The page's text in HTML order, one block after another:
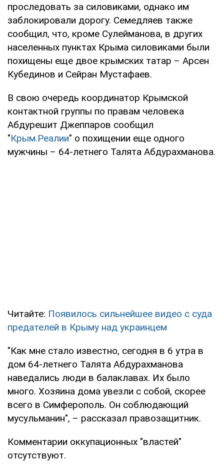
проследовать за силовиками, однако им
заблокировали дорогу. Семедляев также
сообщил, что, кроме Сулейманова, в других
населенных пунктах Крыма силовиками были
похищены еще двое крымских татар – Арсен
Кубединов и Сейран Мустафаев.
В свою очередь координатор Крымской
контактной группы по правам человека
Абдурешит Джеппаров сообщил
"Крым.Реалии" о похищении еще одного
мужчины – 64-летнего Талята Абдурахманова.
Читайте: Появилось сильнейшее видео с суда
предателей в Крыму над украинцем
"Как мне стало известно, сегодня в 6 утра в
дом 64-летнего Талята Абдурахманова
наведались люди в балаклавах. Их было
много. Хозяина дома увезли с собой, скорее
всего в Симферополь. Он соблюдающий
мусульманин", – рассказал правозащитник.
Комментарии оккупационных "властей"
отсутствуют.